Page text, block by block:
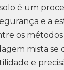
é um
e a
os
mista se
e